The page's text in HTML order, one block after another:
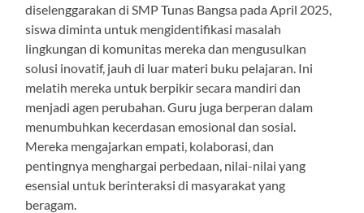
diselenggarakan di SMP Tunas Bangsa pada April 2025,
siswa diminta untuk mengidentifikasi masalah
lingkungan di komunitas mereka dan mengusulkan
solusi inovatif, jauh di luar materi buku pelajaran. Ini
melatih mereka untuk berpikir secara mandiri dan
menjadi agen perubahan. Guru juga berperan dalam
menumbuhkan kecerdasan emosional dan sosial.
Mereka mengajarkan empati, kolaborasi, dan
pentingnya menghargai perbedaan, nilai-nilai yang
esensial untuk berinteraksi di masyarakat yang
beragam.